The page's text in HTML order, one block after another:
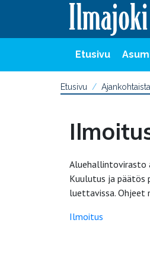
Etusivu
Etusivu Ajankohtaista
Aluehallintovirasto
Kuulutus ja päätös
luettavissa. Ohjeet
Ilmoitus